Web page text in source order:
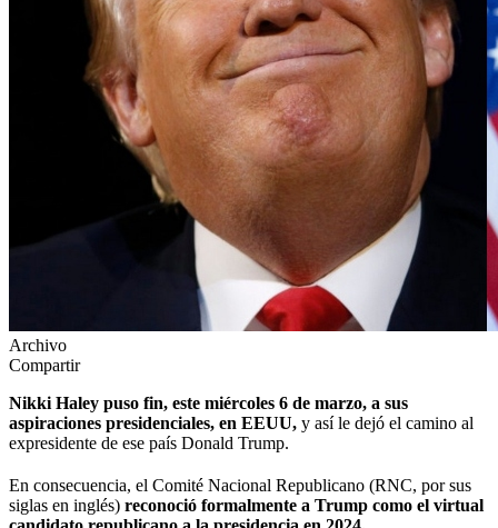
Archivo
Compartir
Nikki Haley puso fin, este miércoles 6 de marzo, a sus
aspiraciones presidenciales, en EEUU, y así le dejó el camino al
expresidente de ese país Donald Trump.
En consecuencia, el Comité Nacional Republicano (RNC, por sus
siglas en inglés) reconoció formalmente a Trump como el virtual